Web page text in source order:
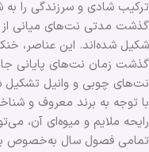
ترکیب شادی و سرزندگی را به
گذشت مدتی نت‌های میانی از
شکیل شده‌اند. این عناصر،
گذشت زمان نت‌های پایانی
نت‌های چوبی و وانیل تشکیل
با توجه به برند معروف و
رایحه ملایم و میوه‌ای آن،
تمامی فصول ‌سال به‌خصوص